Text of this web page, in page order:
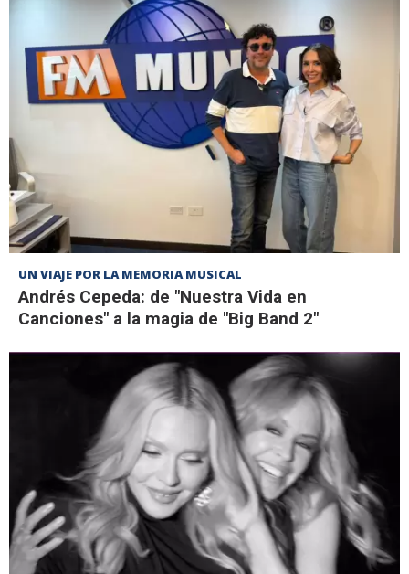
UN VIAJE POR LA MEMORIA MUSICAL
Andrés Cepeda: de "Nuestra Vida en
Canciones" a la magia de "Big Band 2"